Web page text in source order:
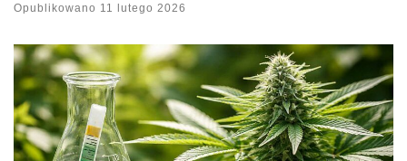
Opublikowano 11 lutego 2026